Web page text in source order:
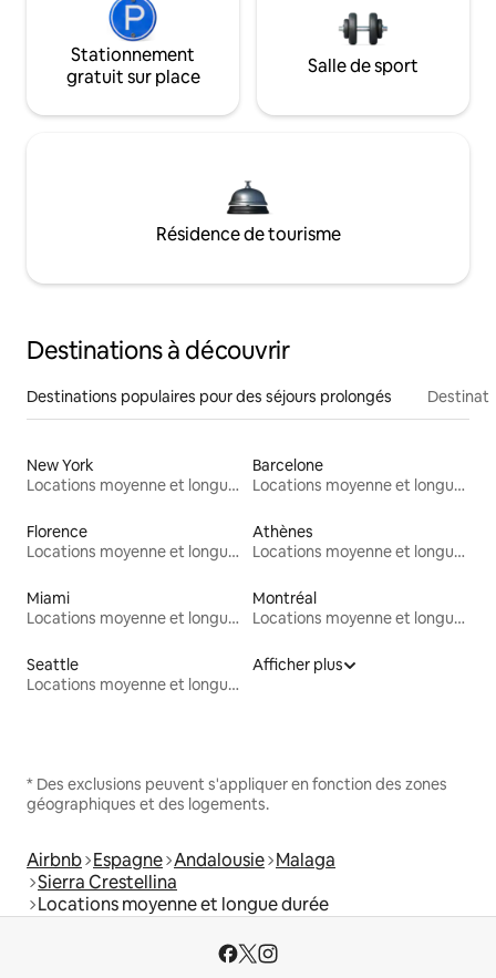
Stationnement
gratuit sur place
Salle de sport
Résidence de tourisme
Destinations à découvrir
Destinations populaires pour des séjours prolongés
New York
Locations moyenne et longue durée
Barcelone
Locations moyenne et longue durée
Florence
Locations moyenne et longue durée
Athènes
Locations moyenne et longue durée
Miami
Locations moyenne et longue durée
Montréal
Locations moyenne et longue durée
Seattle
Locations moyenne et longue durée
Afficher plus
* Des exclusions peuvent s'appliquer en fonction des zones
géographiques et des logements.
Airbnb Espagne Andalousie Malaga
Sierra Crestellina
Locations moyenne et longue durée